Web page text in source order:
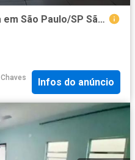
Casa / Sobrado para Venda em São Paulo/SP São Miguel Paulista 1 Quartos
Chaves
Infos do anúncio